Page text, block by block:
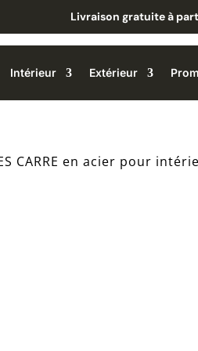
Livraison gratuite à
Intérieur Extérieur
CARRE en acier pour